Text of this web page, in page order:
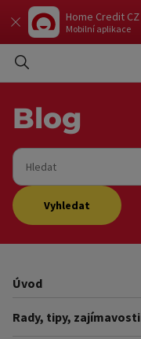
Home Credit CZ
Mobilní aplikace
Blog
Hledat
Vyhledat
Úvod
Rady, tipy, zajímavosti